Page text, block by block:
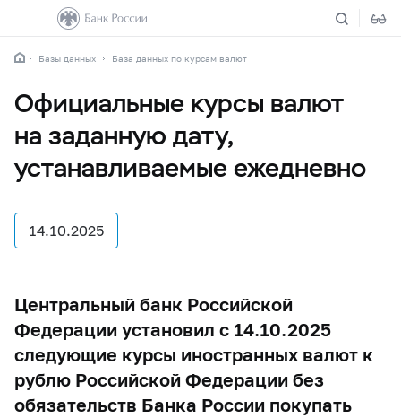
Базы данных База данных по курсам валют
Официальные курсы валют
на заданную дату,
устанавливаемые ежедневно
14.10.2025
Центральный банк Российской
Федерации установил с 14.10.2025
следующие курсы иностранных валют к
рублю Российской Федерации без
обязательств Банка России покупать